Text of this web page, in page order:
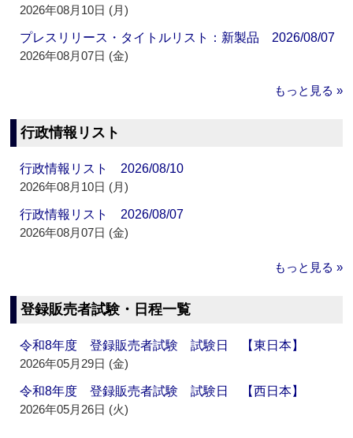
2026年08月10日 (月)
プレスリリース・タイトルリスト：新製品 2026/08/07
2026年08月07日 (金)
もっと見る »
行政情報リスト
行政情報リスト 2026/08/10
2026年08月10日 (月)
行政情報リスト 2026/08/07
2026年08月07日 (金)
もっと見る »
登録販売者試験・日程一覧
令和8年度 登録販売者試験 試験日 【東日本】
2026年05月29日 (金)
令和8年度 登録販売者試験 試験日 【西日本】
2026年05月26日 (火)